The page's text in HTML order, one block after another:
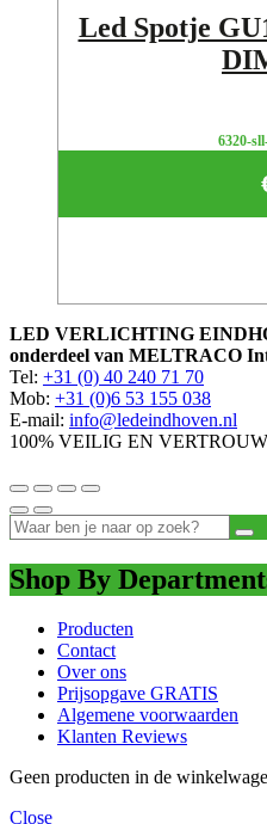
Led Spotje
6320-
LED VERLICHTING
onderdeel van MELTRACO
Tel: +31 (0) 40 240 71 70
Mob: +31 (0)6 53 155 038
E-mail: info@ledeindhoven.nl
100% VEILIG EN
Shop By
Producten
Contact
Over ons
Prijsopgave GRATIS
Algemene voorwaarden
Klanten Reviews
Geen producten in de
Close